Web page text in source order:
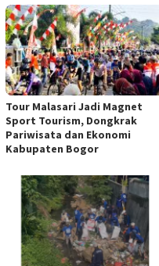
Tour Malasari Jadi Magnet
Sport Tourism, Dongkrak
Pariwisata dan Ekonomi
Kabupaten Bogor